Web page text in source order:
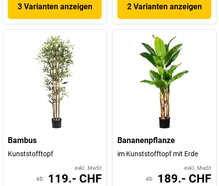
3 Varianten anzeigen 2 Varianten anzeigen
Bambus
Kunststofftopf
exkl. MwSt
ab 119.- CHF
Bananenpflanze
im Kunststofftopf mit Erde
exkl. MwSt
ab 189.- CHF